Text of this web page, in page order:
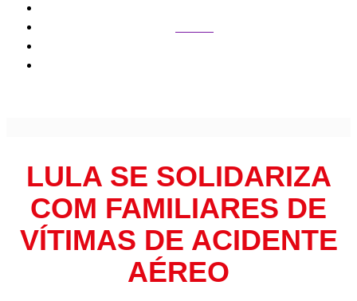
LULA SE SOLIDARIZA
COM FAMILIARES DE
VÍTIMAS DE ACIDENTE
AÉREO